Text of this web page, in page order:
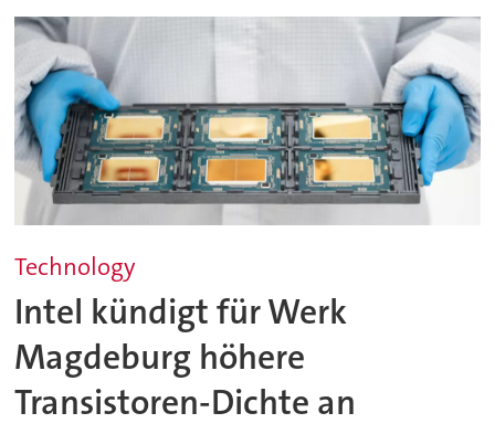
Technology
Intel kündigt für Werk
Magdeburg höhere
Transistoren-Dichte an